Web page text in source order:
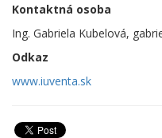
Kontaktná osoba
Ing. Gabriela Kubelová,
Odkaz
www.iuventa.sk